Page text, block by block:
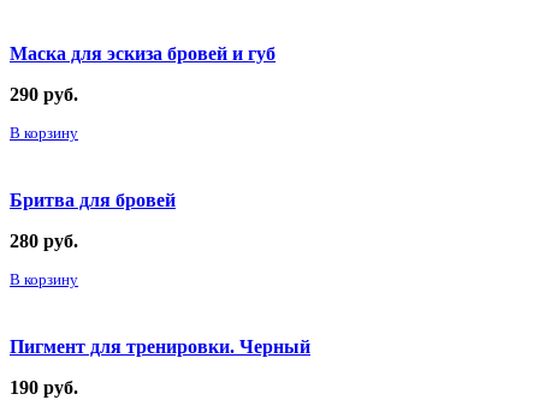
Маска для эскиза бровей и губ
290 руб.
В корзину
Бритва для бровей
280 руб.
В корзину
Пигмент для тренировки. Черный
190 руб.